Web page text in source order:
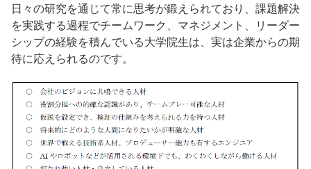
日々の研究を通じて常に思考が鍛えられており、課題解決
を実践する過程でチームワーク、マネジメント、リーダー
シップの経験を積んでいる大学院生は、実は企業からの期
待に応えられるのです。